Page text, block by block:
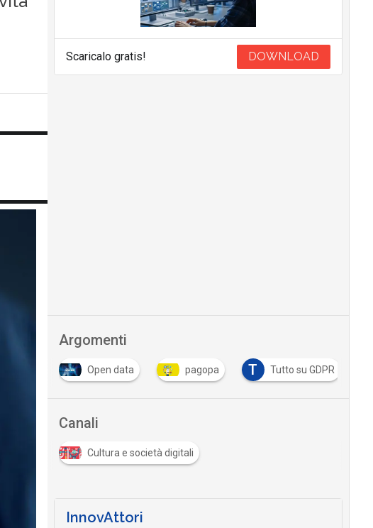
Scaricalo gratis! DOWNLOAD
Argomenti
Open data pagopa T Tutto su GDPR
Canali
Cultura e società digitali
InnovAttori